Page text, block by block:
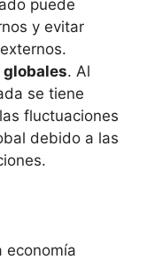
puede
y evitar
. Al
se tiene
fluctuaciones
debido a las
economía